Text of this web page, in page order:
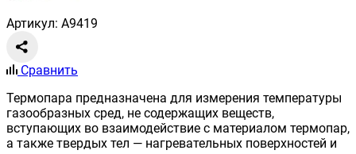
Артикул: A9419
Сравнить
Термопара предназначена для измерения температуры
газообразных сред, не содержащих веществ,
вступающих во взаимодействие с материалом термопар,
а также твердых тел — нагревательных поверхностей и